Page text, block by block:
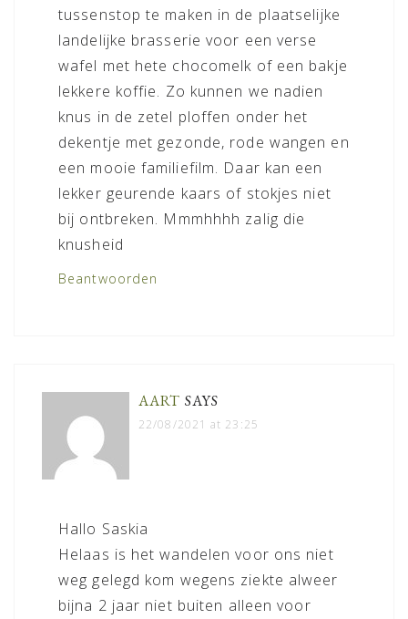
tussenstop te maken in de plaatselijke
landelijke brasserie voor een verse
wafel met hete chocomelk of een bakje
lekkere koffie. Zo kunnen we nadien
knus in de zetel ploffen onder het
dekentje met gezonde, rode wangen en
een mooie familiefilm. Daar kan een
lekker geurende kaars of stokjes niet
bij ontbreken. Mmmhhhh zalig die
knusheid
Beantwoorden
AART SAYS
22/08/2021 at 23:25
Hallo Saskia
Helaas is het wandelen voor ons niet
weg gelegd kom wegens ziekte alweer
bijna 2 jaar niet buiten alleen voor